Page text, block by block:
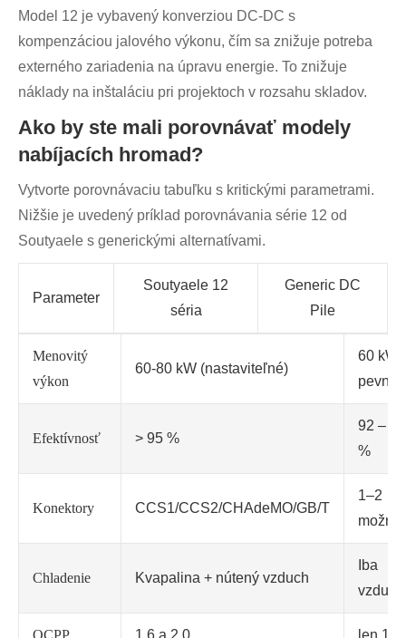
Model 12 je vybavený konverziou DC-DC s
kompenzáciou jalového výkonu, čím sa znižuje potreba
externého zariadenia na úpravu energie. To znižuje
náklady na inštaláciu pri projektoch v rozsahu skladov.
Ako by ste mali porovnávať modely
nabíjacích hromad?
Vytvorte porovnávaciu tabuľku s kritickými parametrami.
Nižšie je uvedený príklad porovnávania série 12 od
Soutyaele s generickými alternatívami.
Parameter
Soutyaele 12
séria
Generic DC
Pile
Menovitý
výkon
60-80 kW (nastaviteľné)
60 kW
pevný
Efektívnosť > 95 %
92 – 94
%
Konektory CCS1/CCS2/CHAdeMO/GB/T
1–2
Chladenie Kvapalina + nútený vzduch
Iba
vzduch
OCPP 1,6 a 2,0 len 1.6